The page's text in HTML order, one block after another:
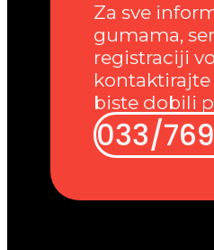
Za sve
gumama,
registraciji
kontaktirajte
biste dobili
033/